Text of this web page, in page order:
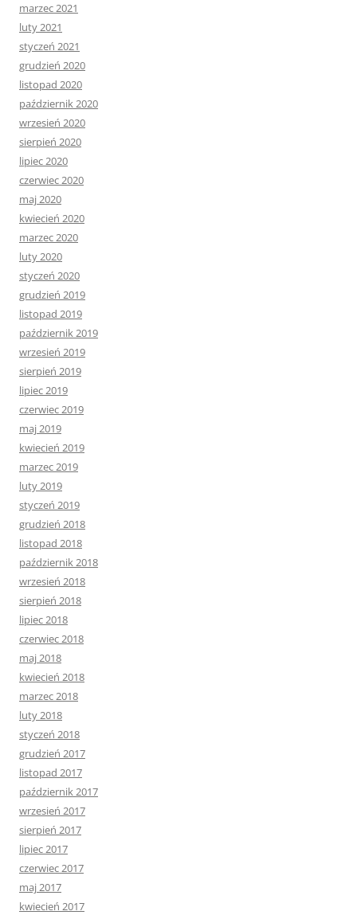
marzec 2021
luty 2021
styczeń 2021
grudzień 2020
listopad 2020
październik 2020
wrzesień 2020
sierpień 2020
lipiec 2020
czerwiec 2020
maj 2020
kwiecień 2020
marzec 2020
luty 2020
styczeń 2020
grudzień 2019
listopad 2019
październik 2019
wrzesień 2019
sierpień 2019
lipiec 2019
czerwiec 2019
maj 2019
kwiecień 2019
marzec 2019
luty 2019
styczeń 2019
grudzień 2018
listopad 2018
październik 2018
wrzesień 2018
sierpień 2018
lipiec 2018
czerwiec 2018
maj 2018
kwiecień 2018
marzec 2018
luty 2018
styczeń 2018
grudzień 2017
listopad 2017
październik 2017
wrzesień 2017
sierpień 2017
lipiec 2017
czerwiec 2017
maj 2017
kwiecień 2017